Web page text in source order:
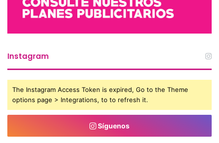
Instagram
The Instagram Access Token is expired, Go to the Theme
options page > Integrations, to to refresh it.
Síguenos